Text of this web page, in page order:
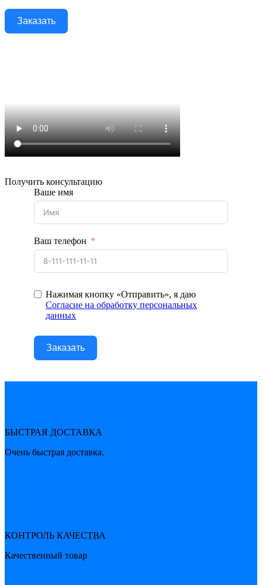
Заказать
Получить консультацию
Ваше имя
Ваш телефон
Нажимая кнопку «Отправить», я даю
Согласие на обработку персональных
данных
Заказать
БЫСТРАЯ ДОСТАВКА
Очень быстрая доставка.
КОНТРОЛЬ КАЧЕСТВА
Качественный товар